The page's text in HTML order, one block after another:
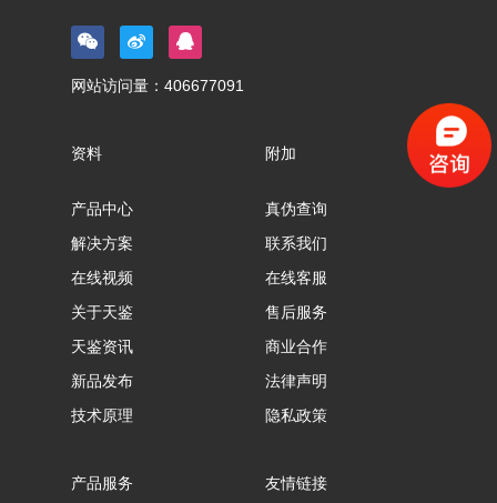
网站访问量： 406677091
资料
产品中心
解决方案
在线视频
关于天鉴
天鉴资讯
新品发布
技术原理
附加
真伪查询
联系我们
在线客服
售后服务
商业合作
法律声明
隐私政策
产品服务 友情链接